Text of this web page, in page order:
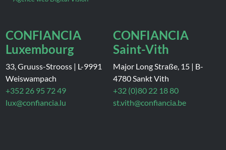
CONFIANCIA
Luxembourg
33, Gruuss-Strooss | L-9991
Weiswampach
+352 26 95 72 49
lux@confiancia.lu
CONFIANCIA
Saint-Vith
Major Long Straße, 15 | B-
4780 Sankt Vith
+32 (0)80 22 18 80
st.vith@confiancia.be